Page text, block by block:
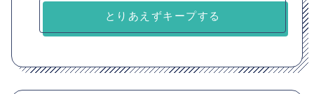
とりあえずキープする